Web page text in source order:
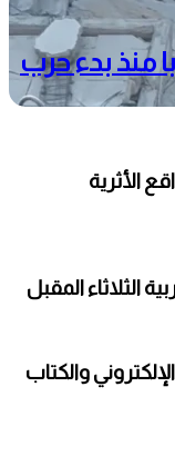
و174,242 مصابا منذ بدء حرب
الأثرية
المقبل
والكتاب